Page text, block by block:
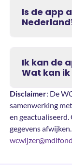
Is de app
Ik kan de
Wat kan ik
Disclaimer: De
samenwerking
en
gegevens